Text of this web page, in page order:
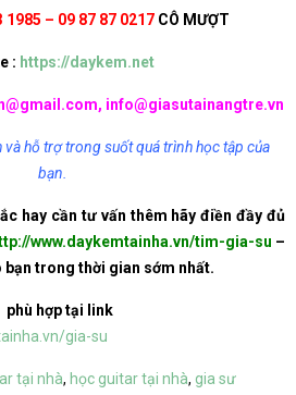
1985 – 09 87 87 0217 CÔ MƯỢT
: https://daykem.net
info@giasutainangtre.vn
hỗ trợ trong suốt quá trình học tập của
bạn.
hay cần tư vấn thêm hãy điền đầy đủ
www.daykemtainha.vn/tim-gia-su –
trong thời gian sớm nhất.
phù hợp tại link
gia-su
tại nhà, học guitar tại nhà, gia sư